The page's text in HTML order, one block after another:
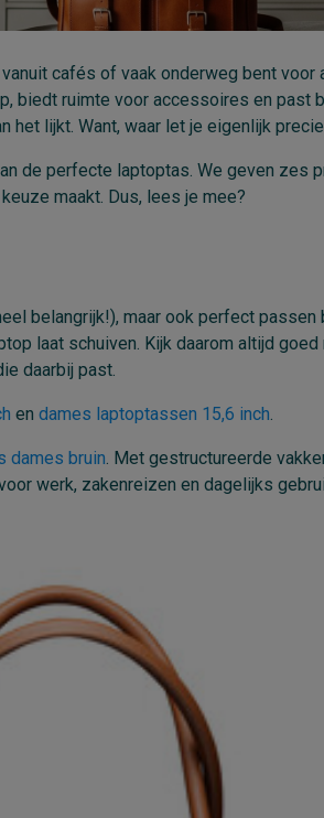
cafés of vaak onderweg bent voor
biedt ruimte voor accessoires en past
het lijkt. Want, waar let je eigenlijk
de perfecte laptoptas. We geven zes
maakt. Dus, lees je mee?
belangrijk!), maar ook perfect passen
laat schuiven. Kijk daarom altijd goed
daarbij past.
en dames laptoptassen 15,6 inch.
dames bruin. Met gestructureerde
werk, zakenreizen en dagelijks